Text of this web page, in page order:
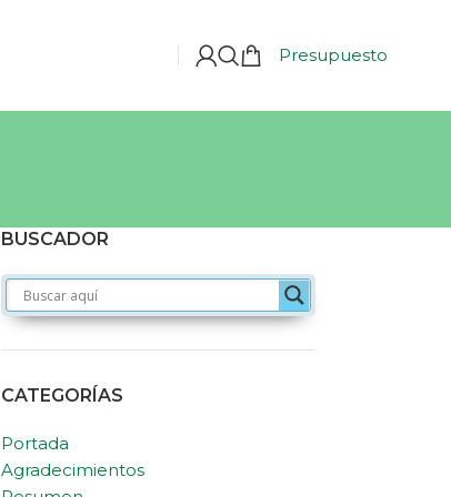
Presupuesto
BUSCADOR
CATEGORÍAS
Portada
Agradecimientos